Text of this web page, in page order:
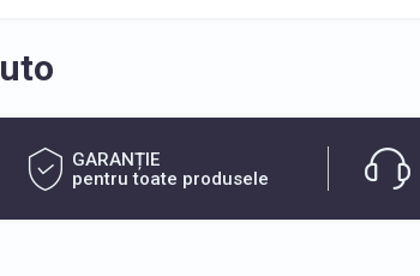
GARANȚIE
pentru toate produsele